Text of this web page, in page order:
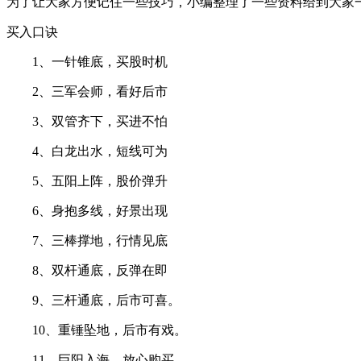
买入口诀
1、一针锥底，买股时机
2、三军会师，看好后市
3、双管齐下，买进不怕
4、白龙出水，短线可为
5、五阳上阵，股价弹升
6、身抱多线，好景出现
7、三棒撑地，行情见底
8、双杆通底，反弹在即
9、三杆通底，后市可喜。
10、重锤坠地，后市有戏。